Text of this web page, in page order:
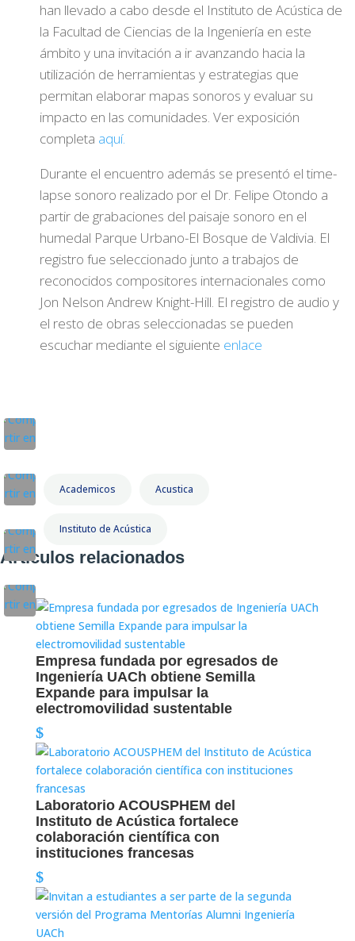
han llevado a cabo desde el Instituto de Acústica de
la Facultad de Ciencias de la Ingeniería en este
ámbito y una invitación a ir avanzando hacia la
utilización de herramientas y estrategias que
permitan elaborar mapas sonoros y evaluar su
impacto en las comunidades. Ver exposición
completa aquí.
Durante el encuentro además se presentó el time-
lapse sonoro realizado por el Dr. Felipe Otondo a
partir de grabaciones del paisaje sonoro en el
humedal Parque Urbano-El Bosque de Valdivia. El
registro fue seleccionado junto a trabajos de
reconocidos compositores internacionales como
Jon Nelson Andrew Knight-Hill. El registro de audio y
el resto de obras seleccionadas se pueden
escuchar mediante el siguiente enlace
Academicos Acustica
Instituto de Acústica
Artículos relacionados
Empresa fundada por egresados de
Ingeniería UACh obtiene Semilla
Expande para impulsar la
electromovilidad sustentable
Laboratorio ACOUSPHEM del
Instituto de Acústica fortalece
colaboración científica con
instituciones francesas